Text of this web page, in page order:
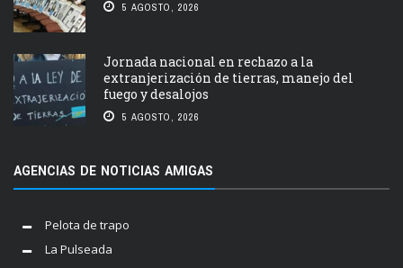
5 AGOSTO, 2026
Jornada nacional en rechazo a la
extranjerización de tierras, manejo del
fuego y desalojos
5 AGOSTO, 2026
AGENCIAS DE NOTICIAS AMIGAS
Pelota de trapo
La Pulseada